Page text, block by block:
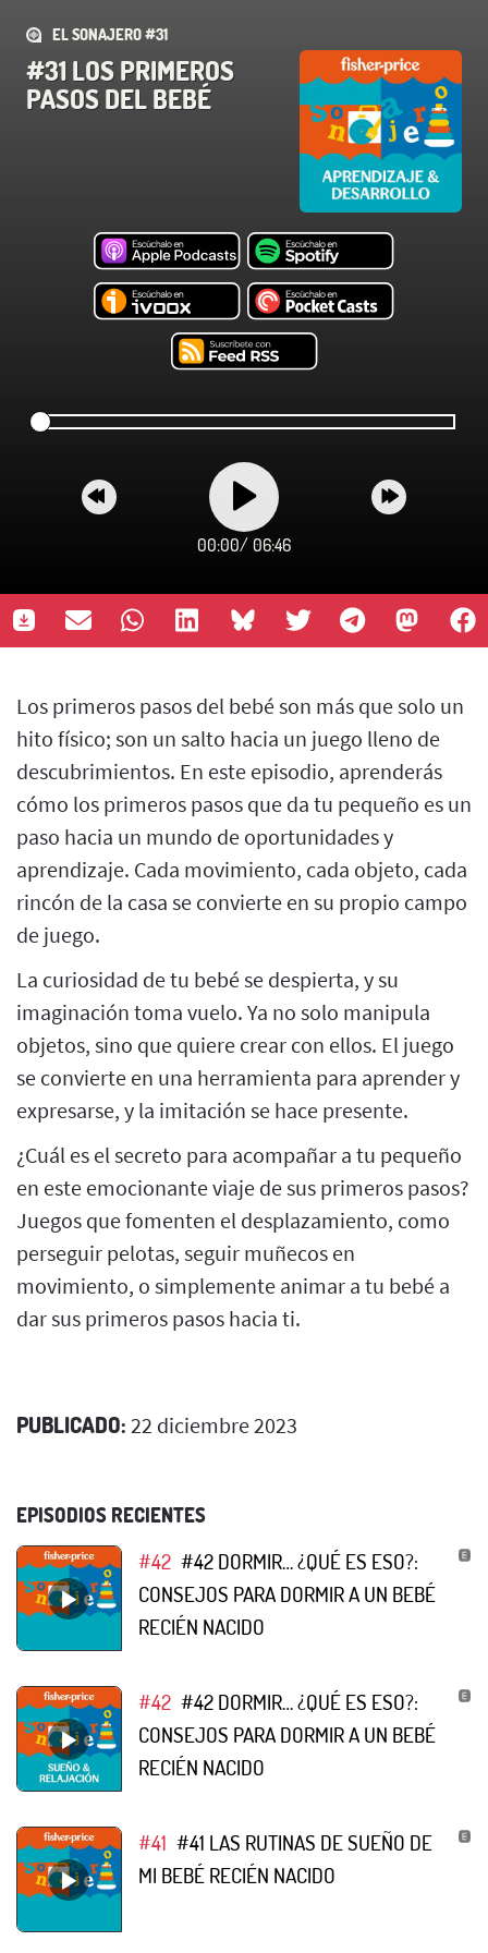
EL SONAJERO #31
#31 LOS PRIMEROS
PASOS DEL BEBÉ
00:00/ 06:46
Los primeros pasos del bebé son más que solo un
hito físico; son un salto hacia un juego lleno de
descubrimientos. En este episodio, aprenderás
cómo los primeros pasos que da tu pequeño es un
paso hacia un mundo de oportunidades y
aprendizaje. Cada movimiento, cada objeto, cada
rincón de la casa se convierte en su propio campo
de juego.
La curiosidad de tu bebé se despierta, y su
imaginación toma vuelo. Ya no solo manipula
objetos, sino que quiere crear con ellos. El juego
se convierte en una herramienta para aprender y
expresarse, y la imitación se hace presente.
¿Cuál es el secreto para acompañar a tu pequeño
en este emocionante viaje de sus primeros pasos?
Juegos que fomenten el desplazamiento, como
perseguir pelotas, seguir muñecos en
movimiento, o simplemente animar a tu bebé a
dar sus primeros pasos hacia ti.
PUBLICADO: 22 diciembre 2023
EPISODIOS RECIENTES
#42 #42 DORMIR… ¿QUÉ ES ESO?:
CONSEJOS PARA DORMIR A UN BEBÉ
RECIÉN NACIDO
#42 #42 DORMIR… ¿QUÉ ES ESO?:
CONSEJOS PARA DORMIR A UN BEBÉ
RECIÉN NACIDO
#41 #41 LAS RUTINAS DE SUEÑO DE
MI BEBÉ RECIÉN NACIDO